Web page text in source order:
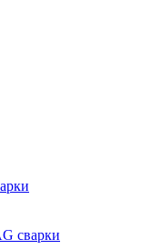
сварки